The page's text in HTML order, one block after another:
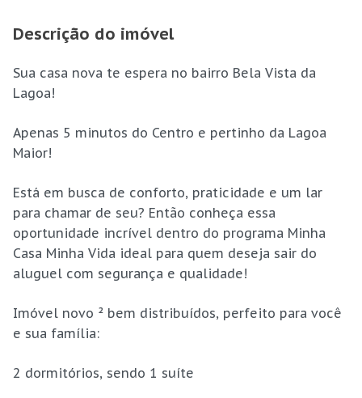
Descrição do imóvel
Sua casa nova te espera no bairro Bela Vista da
Lagoa!
Apenas 5 minutos do Centro e pertinho da Lagoa
Maior!
Está em busca de conforto, praticidade e um lar
para chamar de seu? Então conheça essa
oportunidade incrível dentro do programa Minha
Casa Minha Vida ideal para quem deseja sair do
aluguel com segurança e qualidade!
Imóvel novo ² bem distribuídos, perfeito para você
e sua família:
2 dormitórios, sendo 1 suíte